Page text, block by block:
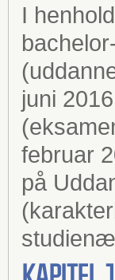
I
juni
februar
på